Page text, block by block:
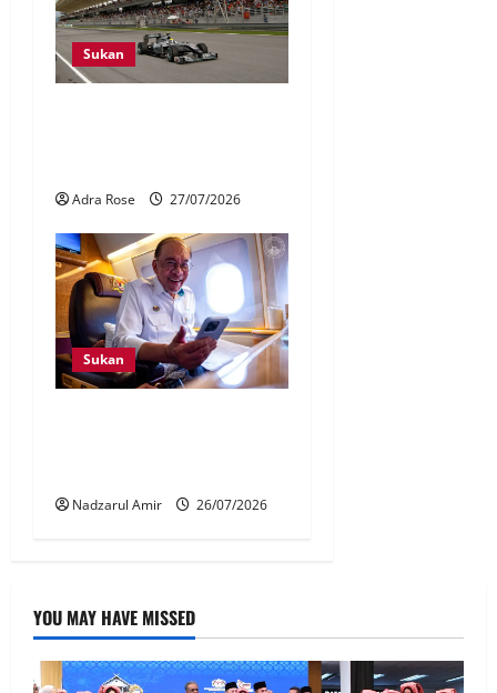
Sukan
Adra Rose 27/07/2026
Sukan
Nadzarul Amir 26/07/2026
YOU MAY HAVE MISSED